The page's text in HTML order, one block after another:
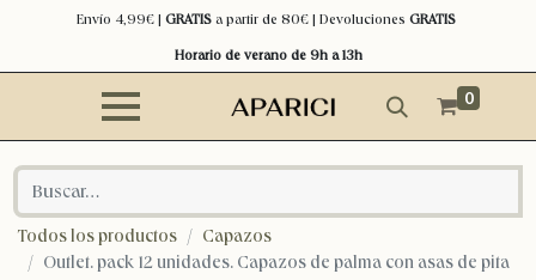
Envío 4,99€ | GRATISa partir de 80€ | Devoluciones GRATIS
Horario de verano de 9h a 13h
0
Todos los productos
Capazos
Outlet. pack 12 unidades. Capazos de palma con asas de pita